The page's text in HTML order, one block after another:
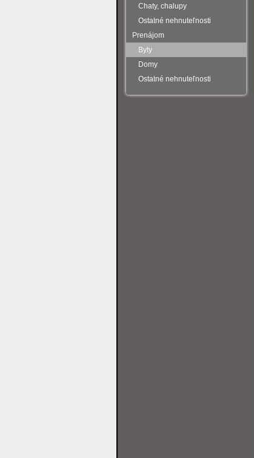
Chaty, chalupy
Ostatné nehnuteľnosti
Prenájom
Byty
Domy
Ostatné nehnuteľnosti